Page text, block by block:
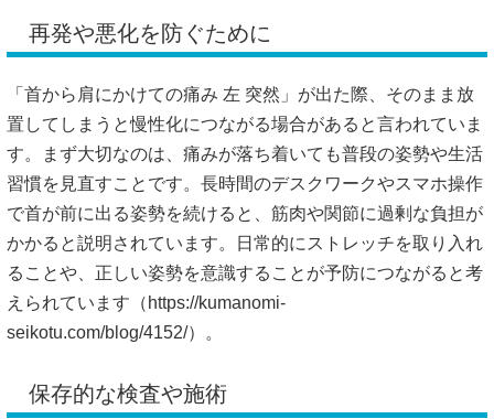
再発や悪化を防ぐために
「首から肩にかけての痛み 左 突然」が出た際、そのまま放
置してしまうと慢性化につながる場合があると言われていま
す。まず大切なのは、痛みが落ち着いても普段の姿勢や生活
習慣を見直すことです。長時間のデスクワークやスマホ操作
で首が前に出る姿勢を続けると、筋肉や関節に過剰な負担が
かかると説明されています。日常的にストレッチを取り入れ
ることや、正しい姿勢を意識することが予防につながると考
えられています（ https://kumanomi-
seikotu.com/blog/4152/）。
保存的な検査や施術